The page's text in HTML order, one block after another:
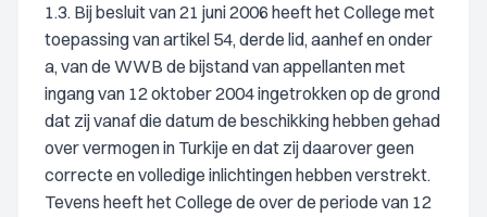
1.3. Bij besluit van 21 juni 2006 heeft het College met
toepassing van artikel 54, derde lid, aanhef en onder
a, van de WWB de bijstand van appellanten met
ingang van 12 oktober 2004 ingetrokken op de grond
dat zij vanaf die datum de beschikking hebben gehad
over vermogen in Turkije en dat zij daarover geen
correcte en volledige inlichtingen hebben verstrekt.
Tevens heeft het College de over de periode van 12